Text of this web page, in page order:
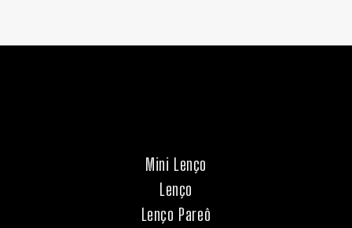
Mini Lenço
Lenço
Lenço Pareô